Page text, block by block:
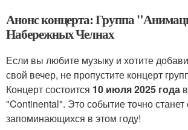
Анонс концерта: Группа
Набережных Челнах
Если вы любите музыку и хотите
свой вечер, не пропустите концерт
Концерт состоится 10 июля 2025 года
"Continental". Это событие точно
запоминающихся в этом году!